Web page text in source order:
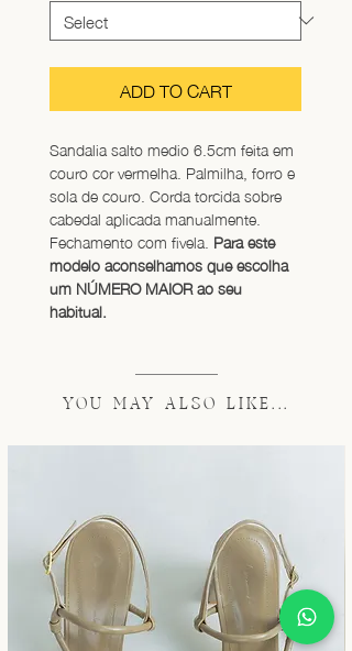
ADD TO CART
Sandalia salto medio 6.5cm feita em
couro cor vermelha. Palmilha, forro e
sola de couro. Corda torcida sobre
cabedal aplicada manualmente.
Fechamento com fivela. Para este
modelo aconselhamos que escolha
um NÚMERO MAIOR ao seu
habitual.
YOU MAY ALSO LIKE...